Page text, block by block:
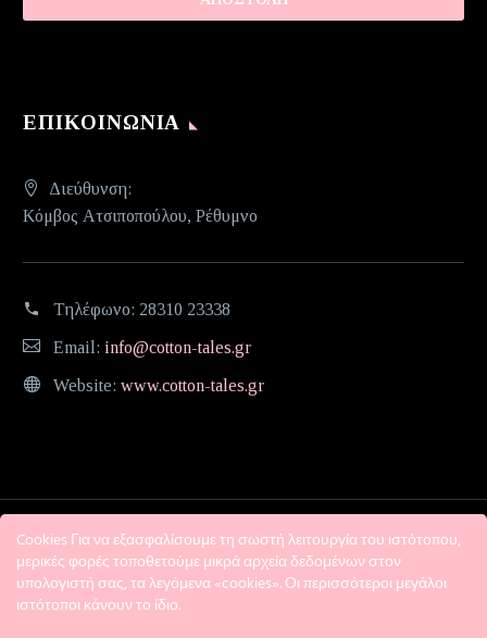
ΕΠΙΚΟΙΝΩΝΊΑ
Διεύθυνση:
Κόμβος Ατσιποπούλου, Ρέθυμνο
Τηλέφωνο: 28310 23338
Email: info@cotton-tales.gr
Website: www.cotton-tales.gr
Cookies Για να εξασφαλίσουμε τη σωστή λειτουργία του ιστότοπου,
μερικές φορές τοποθετούμε μικρά αρχεία δεδομένων στον
υπολογιστή σας, τα λεγόμενα «cookies». Οι περισσότεροι μεγάλοι
ιστότοποι κάνουν το ίδιο.